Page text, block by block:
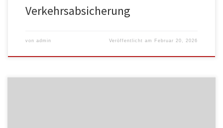
Verkehrsabsicherung
von admin Veröffentlicht am Februar 20, 2026